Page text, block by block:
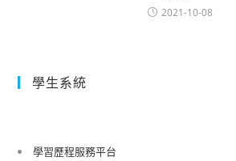
2021-10-08
學生系統
學習歷程服務平台